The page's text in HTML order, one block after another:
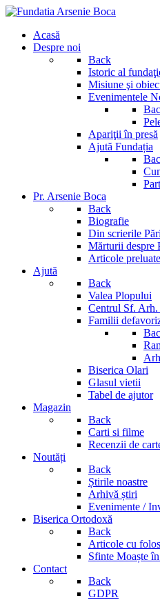
Acasă
Despre noi
Back
Istoric al
Misiune şi
Evenimentele
Apariţii în presă
Ajută Fundația
Pr. Arsenie Boca
Back
Biografie
Din scrierile
Mărturii despre
Articole preluate
Ajută
Back
Valea Plopului
Centrul Sf.
Familii
Biserica Olari
Glasul vietii
Tabel de ajutor
Magazin
Back
Carti si filme
Recenzii de
Noutăți
Back
Știrile noastre
Arhivă știri
Evenimente /
Biserica Ortodoxă
Back
Articole cu
Sfinte Moaște
Contact
Back
GDPR